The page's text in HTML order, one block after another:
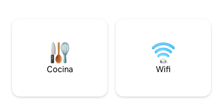
sábanas suizas con lana para dormir
disponible por cargos adicionales.
equipada 3.
autopista.
Cocina Wifi